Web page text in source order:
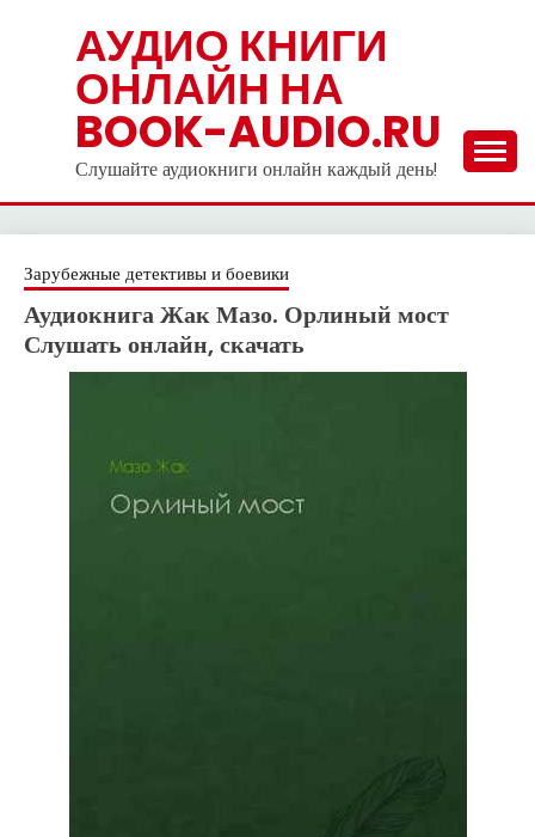
АУДИО КНИГИ
ОНЛАЙН НА
BOOK-AUDIO.RU
Слушайте аудиокниги онлайн каждый день!
Зарубежные детективы и боевики
Аудиокнига Жак Мазо. Орлиный мост
Слушать онлайн, скачать